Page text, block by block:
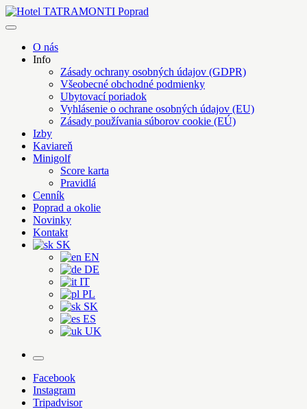
Skip
to
O nás
Info
Zásady ochrany osobných údajov (GDPR)
Všeobecné obchodné podmienky
Ubytovací poriadok
Vyhlásenie o ochrane osobných údajov (EU)
Zásady používania súborov cookie (EÚ)
Izby
Kaviareň
Minigolf
Score karta
Pravidlá
Cenník
Poprad a okolie
Novinky
Kontakt
SK
EN
DE
IT
PL
SK
ES
UK
More
Facebook
Instagram
Tripadvisor